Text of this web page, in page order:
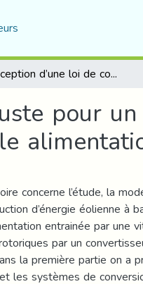
Conception d’une loi de commande robuste pour un système éolien à base d’une machine asynchrone à double alimentation
pour
concerne l’étude, la
d’énergie éolienne à
entrainée par une
par un
la première partie on a
les systèmes de